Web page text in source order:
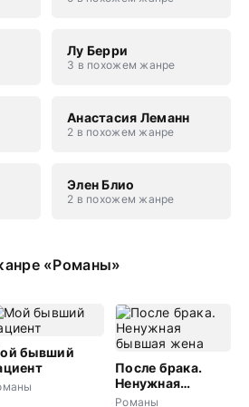
Лу Берри
3 в похожем жанре
Анастасия Леманн
2 в похожем жанре
Элен Блио
2 в похожем жанре
«Романы»
бывший
После брака.
Ненужная
бывшая жена
Романы